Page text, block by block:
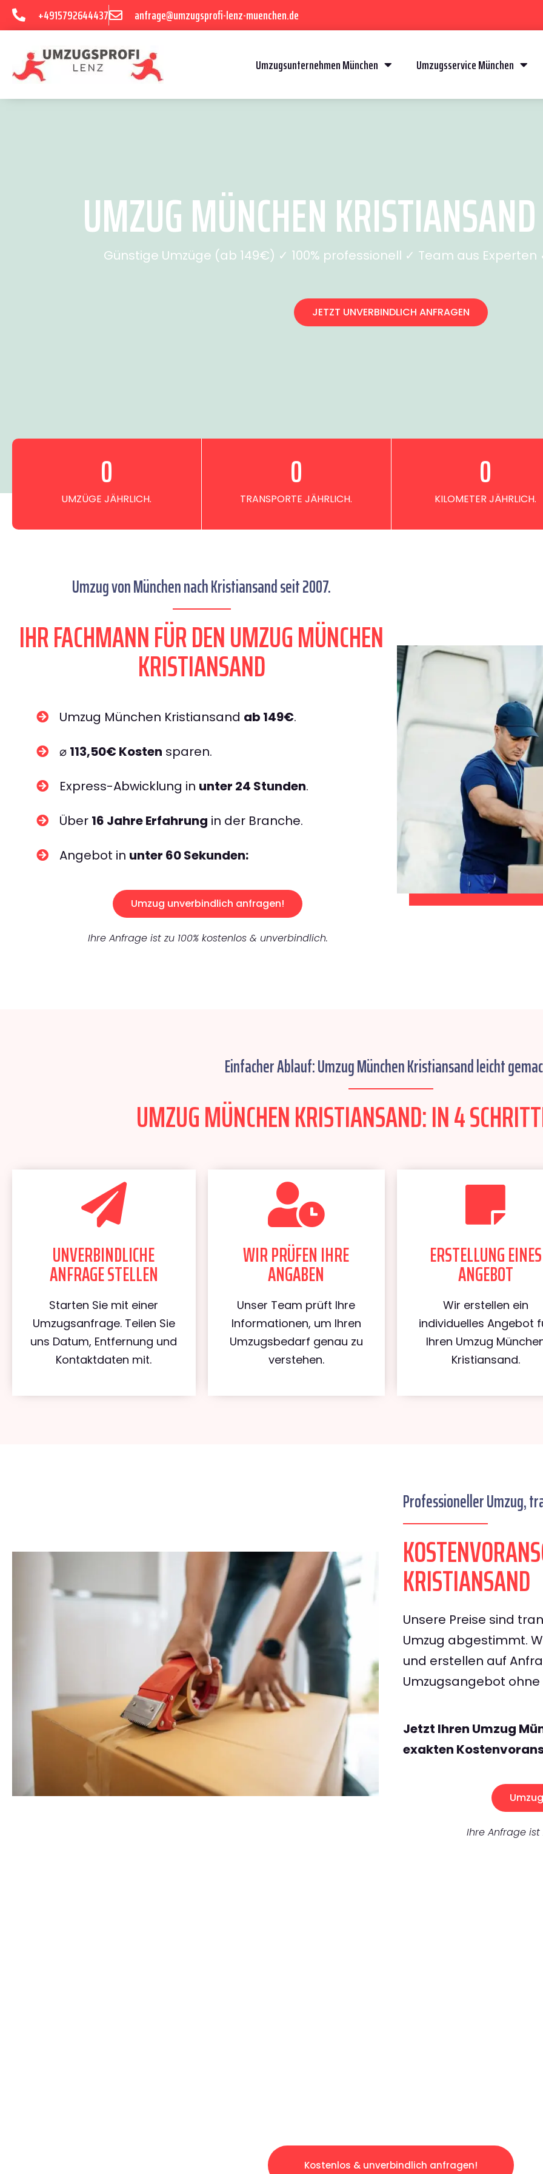
+4915792644437 anfrage@umzugsprofi-lenz-muenchen.de
Umzugsunternehmen München Umzugsservice München
UMZUG MÜNCHEN
Günstige Umzüge (ab 149€) ✓ 100% professionell ✓ Team aus
JETZT UNVERBINDLICH ANFRAGEN
UMZÜGE JÄHRLICH.
0
TRANSPORTE JÄHRLICH.
0
KILOMETER JÄHRLICH.
0
Umzug von München nach Kristiansand seit 2007.
IHR FACHMANN FÜR DEN UMZUG MÜNCHEN
KRISTIANSAND
Umzug München Kristiansand ab 149€.
⌀ 113,50€ Kosten sparen.
Express-Abwicklung in unter 24 Stunden.
Über 16 Jahre Erfahrung in der Branche.
Angebot in unter 60 Sekunden:
Umzug unverbindlich anfragen!
Ihre Anfrage ist zu 100% kostenlos & unverbindlich.
Einfacher Ablauf: Umzug München Kristiansand leicht
UMZUG MÜNCHEN KRISTIANSAND: IN 4
UNVERBINDLICHE
ANFRAGE STELLEN
Starten Sie mit einer
Umzugsanfrage. Teilen Sie
uns Datum, Entfernung und
Kontaktdaten mit.
WIR PRÜFEN IHRE
ANGABEN
Unser Team prüft Ihre
Informationen, um Ihren
Umzugsbedarf genau zu
verstehen.
ERSTELLUNG EINES
ANGEBOT
Wir erstellen ein
individuelles Angebot
Ihren Umzug
Kristiansand.
Professioneller Umzug,
KRISTIANSAND
Unsere Preise sind
Umzug abgestimmt.
und erstellen auf
Umzugsangebot
Jetzt Ihren Umzug
exakten
Ihre Anfrage ist
Kostenlos & unverbindlich anfragen!